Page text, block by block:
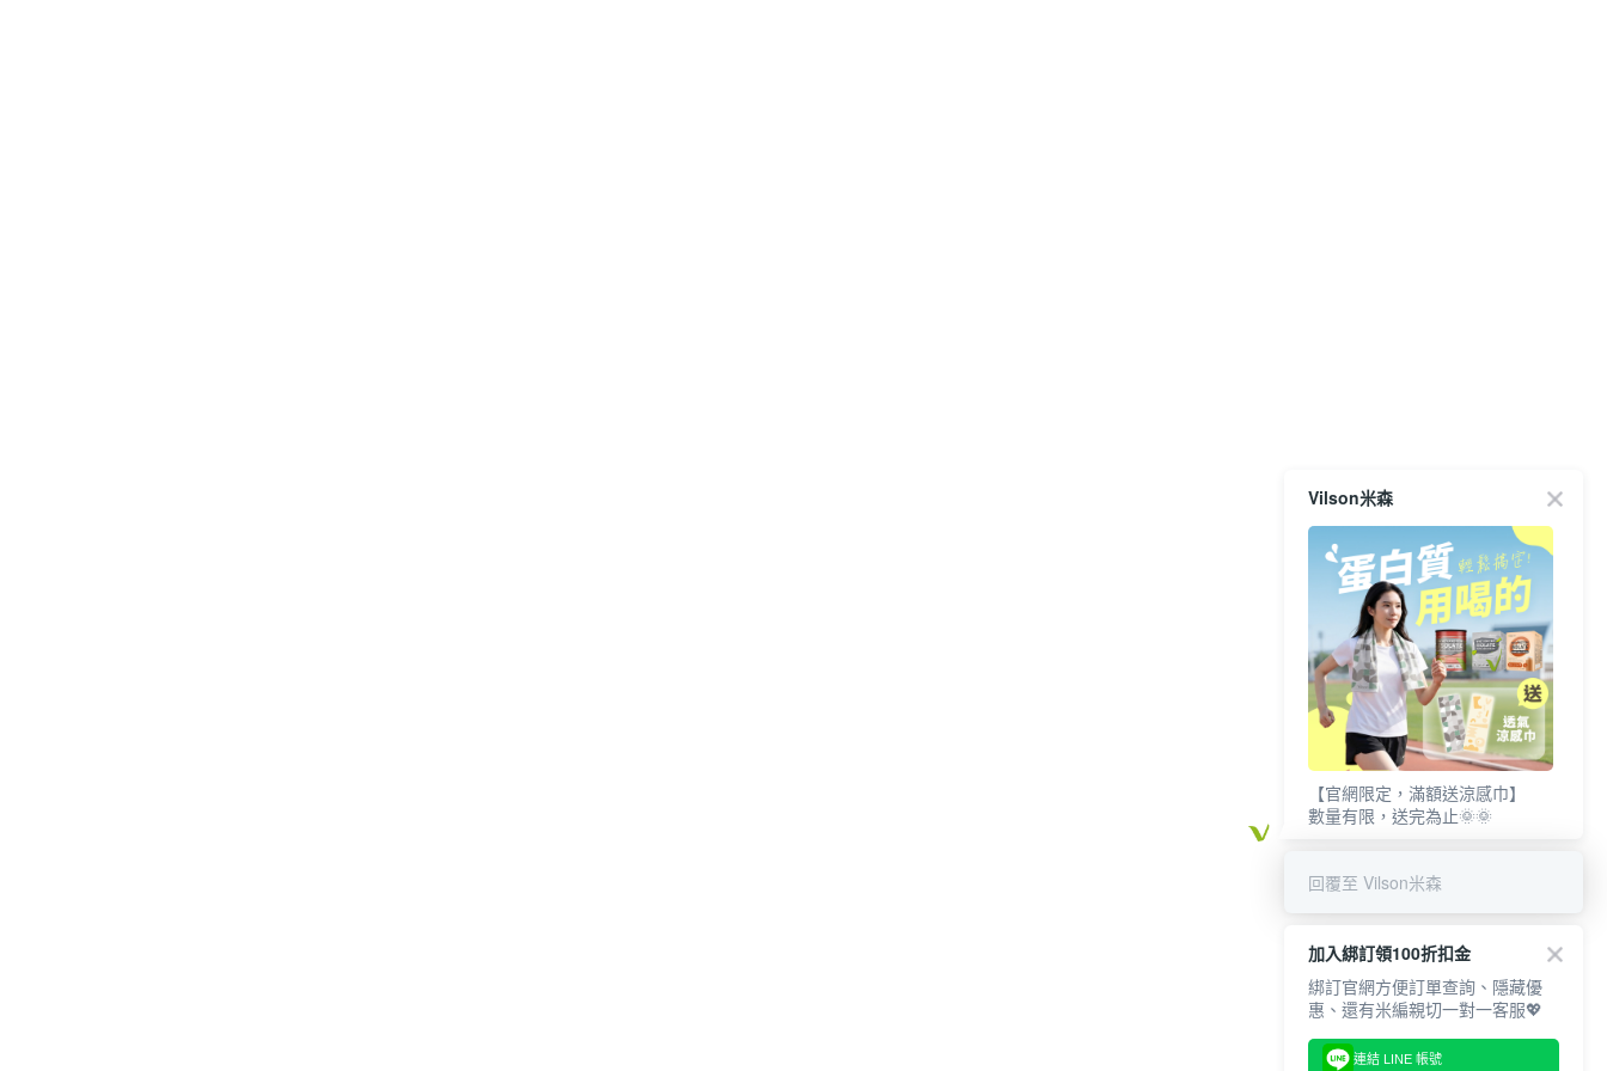
Vilson米森
【官網限定，滿額送涼感巾】
數量有限，送完為止🌞🌞
回覆至 Vilson米森
加入綁訂領100折扣金
綁訂官網方便訂單查詢、隱藏優
惠、還有米編親切一對一客服💖
連結 LINE 帳號